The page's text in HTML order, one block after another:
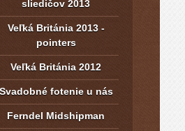
sliedičov 2013
Veľká Británia 2013 -
pointers
Veľká Británia 2012
Svadobné fotenie u nás
Ferndel Midshipman